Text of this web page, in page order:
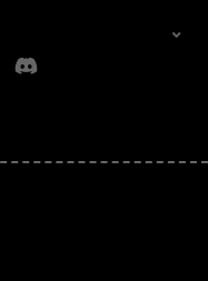
Discord